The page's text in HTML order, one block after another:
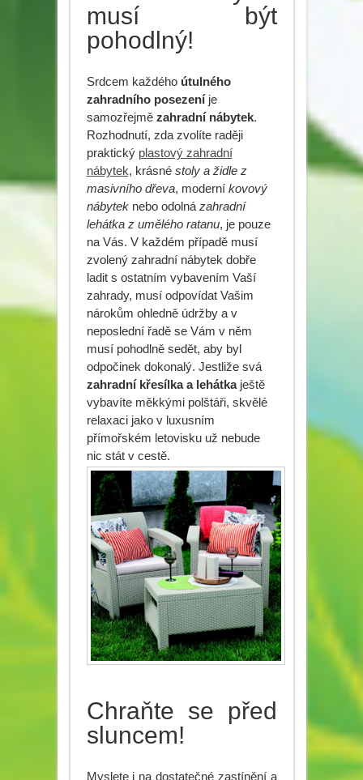
musí být
pohodlný!
Srdcem každého útulného
zahradního posezeníje
samozřejmě zahradní nábytek.
Rozhodnutí, zda zvolíte raději
praktický plastový zahradní
nábytek, krásné stoly a židle z
masivního dřeva, moderní kovový
nábyteknebo odolná zahradní
lehátka z umělého ratanu, je pouze
na Vás. V každém případě musí
zvolený zahradní nábytek dobře
ladit s ostatním vybavením Vaší
zahrady, musí odpovídat Vašim
nárokům ohledně údržby a v
neposlední řadě se Vám v něm
musí pohodlně sedět, aby byl
odpočinek dokonalý. Jestliže svá
zahradní křesílka a lehátkaještě
vybavíte měkkými polštáři, skvělé
relaxaci jako v luxusním
přímořském letovisku už nebude
nic stát v cestě.
Chraňte se před
sluncem!
Myslete i na dostatečné zastínění a